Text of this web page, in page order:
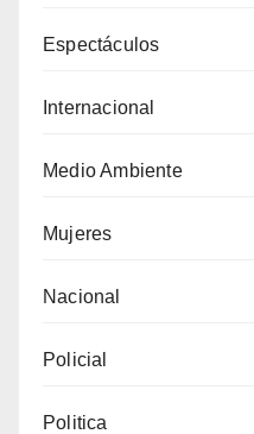
Espectáculos
Internacional
Medio Ambiente
Mujeres
Nacional
Policial
Politica